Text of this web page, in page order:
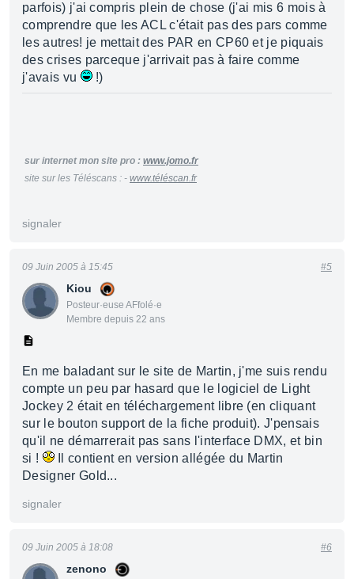
parfois) j'ai compris plein de chose (j'ai mis 6 mois à
comprendre que les ACL c'était pas des pars comme
les autres! je mettait des PAR en CP60 et je piquais
des crises parceque j'arrivait pas à faire comme
j'avais vu
!)
sur internet mon site pro : www.jomo.fr
site sur les Téléscans : - www.téléscan.fr
signaler
Kiou
Posteur·euse AFfolé·e
Membre depuis 22 ans
09 Juin 2005 à 15:45 #5
En me baladant sur le site de Martin, j'me suis rendu
compte un peu par hasard que le logiciel de Light
Jockey 2 était en téléchargement libre (en cliquant
sur le bouton support de la fiche produit). J'pensais
qu'il ne démarrerait pas sans l'interface DMX, et bin
si !
Il contient en version allégée du Martin
Designer Gold...
signaler
zenono
09 Juin 2005 à 18:08 #6